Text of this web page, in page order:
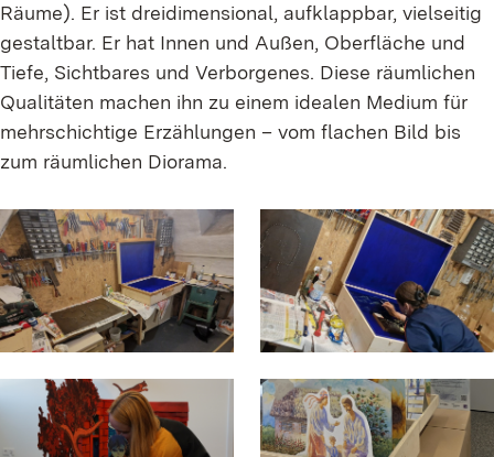
Räume). Er ist dreidimensional, aufklappbar, vielseitig
gestaltbar. Er hat Innen und Außen, Oberfläche und
Tiefe, Sichtbares und Verborgenes. Diese räumlichen
Qualitäten machen ihn zu einem idealen Medium für
mehrschichtige Erzählungen – vom flachen Bild bis
zum räumlichen Diorama.